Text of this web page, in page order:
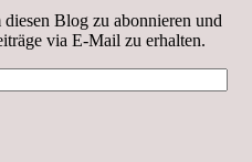
Blog zu abonnieren und
via E-Mail zu erhalten.